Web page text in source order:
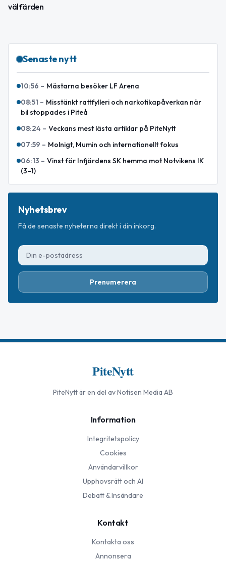
välfärden
Senaste nytt
10:56 – Mästarna besöker LF Arena
08:51 – Misstänkt rattfylleri och narkotikapåverkan när
bil stoppades i Piteå
08:24 – Veckans mest lästa artiklar på PiteNytt
07:59 – Molnigt, Mumin och internationellt fokus
06:13 – Vinst för Infjärdens SK hemma mot Notvikens IK
(3–1)
Nyhetsbrev
Få de senaste nyheterna direkt i din inkorg.
Prenumerera
PiteNytt
PiteNyttär en del av Notisen Media AB
Information
Integritetspolicy
Cookies
Användarvillkor
Upphovsrätt och AI
Debatt & Insändare
Kontakt
Kontakta oss
Annonsera